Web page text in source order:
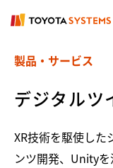
製品・サービス
デジタルツ
XR技術を駆使した
ンツ開発、Unity